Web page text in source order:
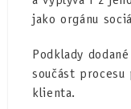
jako orgánu
Podklady
součást procesu
klienta.